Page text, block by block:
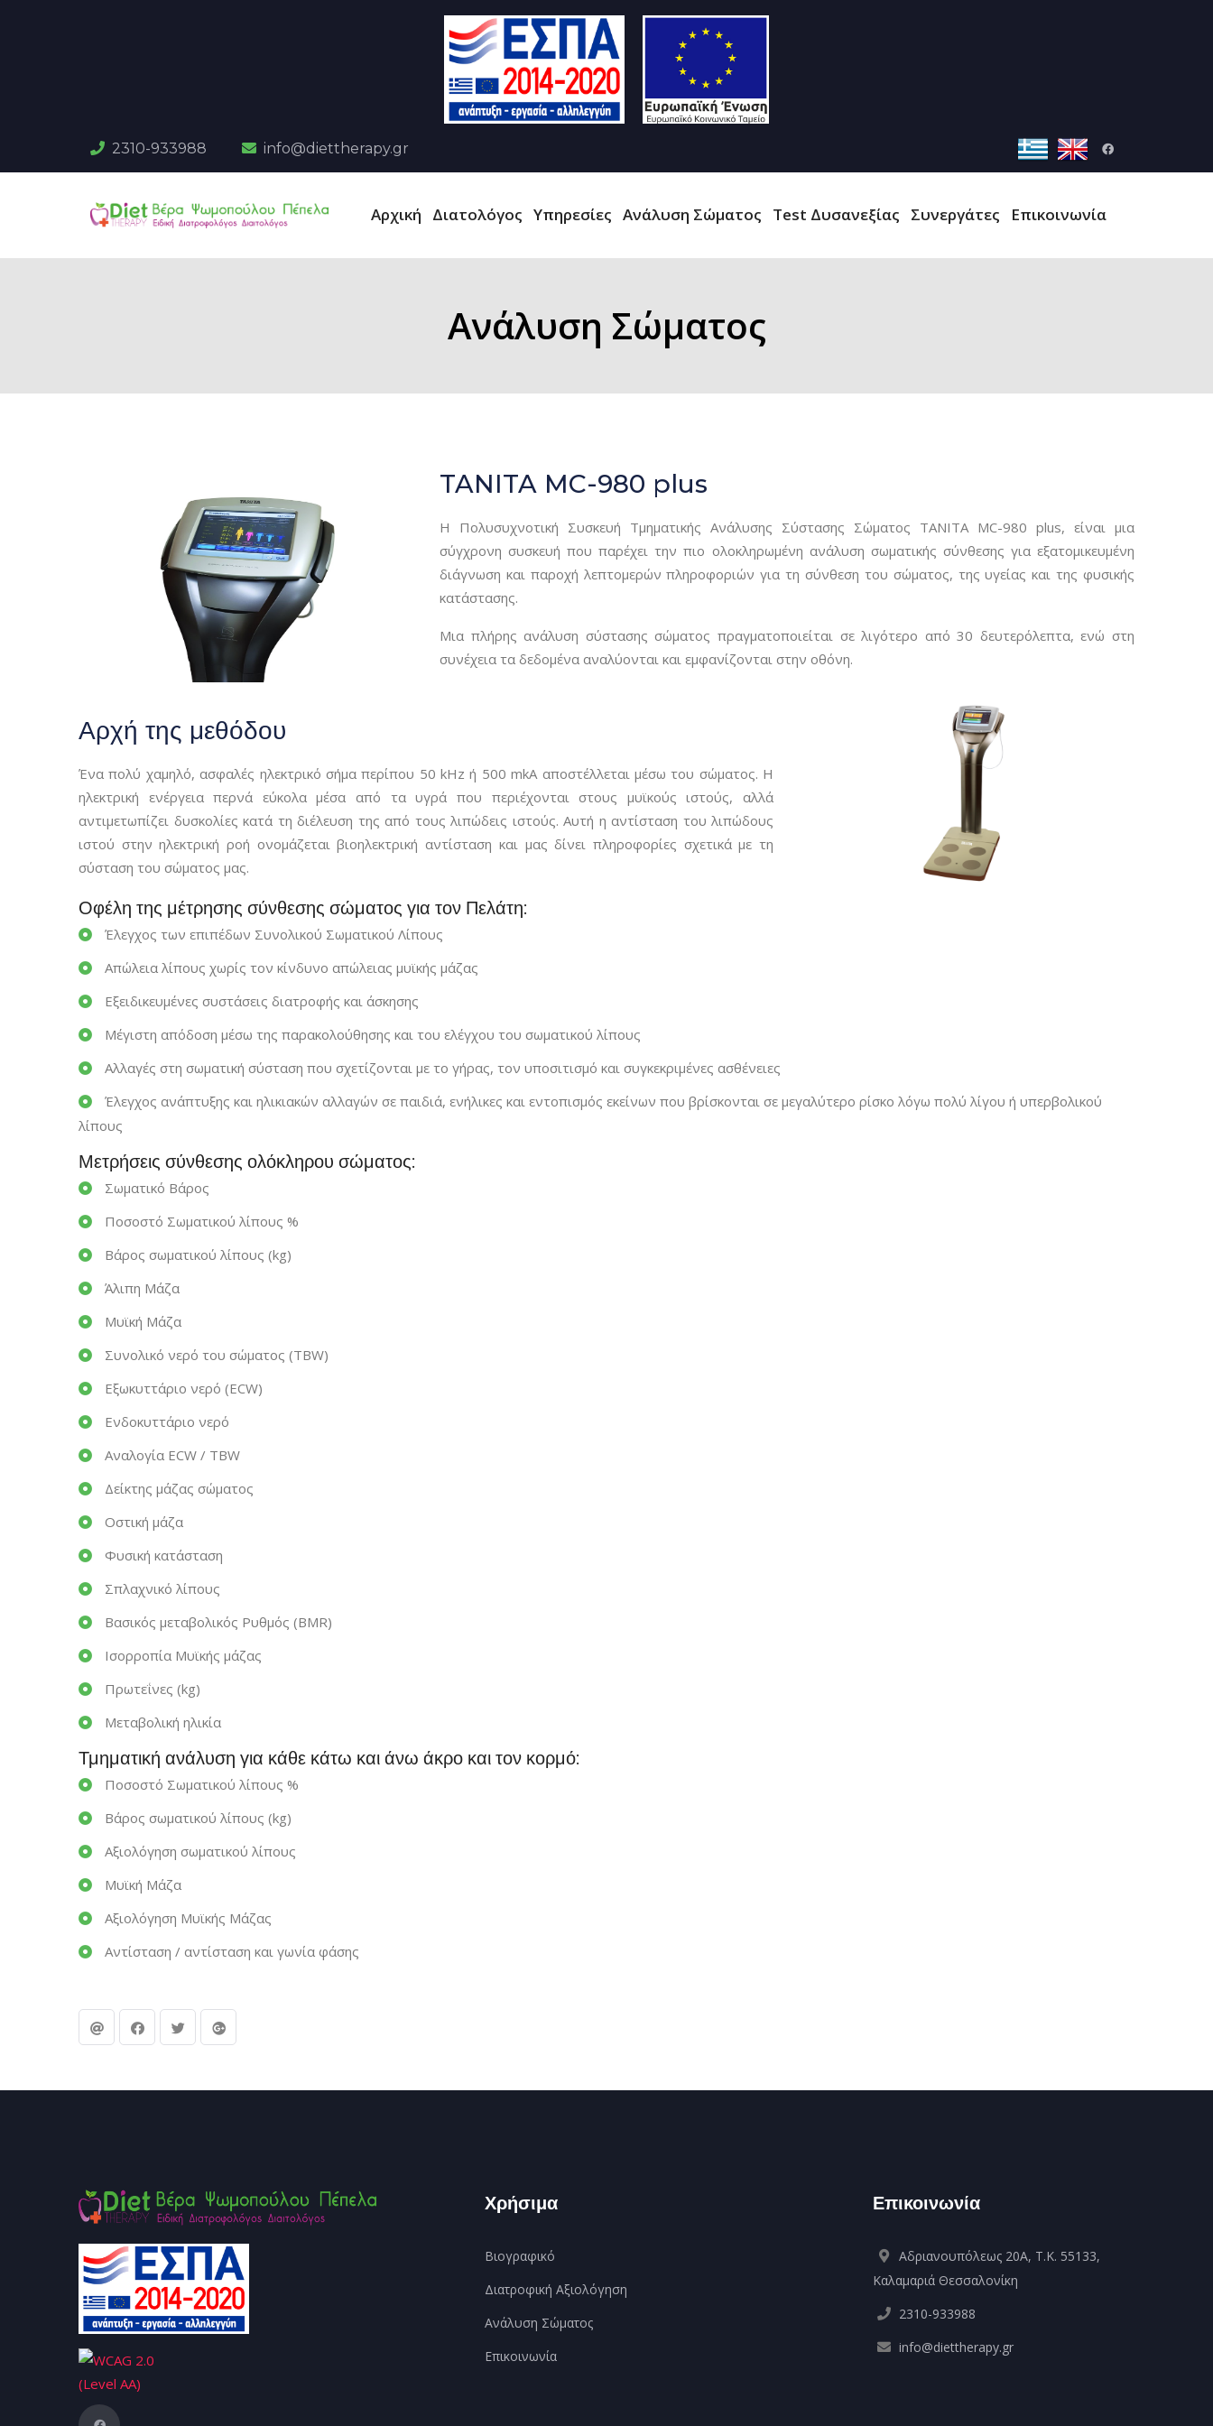
2310-933988 info@diettherapy.gr
Αρχική Διατολόγος Υπηρεσίες Ανάλυση Σώματος Test Δυσανεξίας Συνεργάτες Επικοινωνία
Ανάλυση Σώματος
TANITA MC-980 plus
Η Πoλυσυχνοτική Συσκευή Τμηματικής Ανάλυσης Σύστασης Σώματος TANITA MC-980 plus, είναι μια
σύγχρονη συσκευή που παρέχει την πιο ολοκληρωμένη ανάλυση σωματικής σύνθεσης για εξατομικευμένη
διάγνωση και παροχή λεπτομερών πληροφοριών για τη σύνθεση του σώματος, της υγείας και της φυσικής
κατάστασης.
Μια πλήρης ανάλυση σύστασης σώματος πραγματοποιείται σε λιγότερο από 30 δευτερόλεπτα, ενώ στη
συνέχεια τα δεδομένα αναλύονται και εμφανίζονται στην οθόνη.
Αρχή της μεθόδου
Ένα πολύ χαμηλό, ασφαλές ηλεκτρικό σήμα περίπου 50 kHz ή 500 mkA αποστέλλεται μέσω του σώματος. Η
ηλεκτρική ενέργεια περνά εύκολα μέσα από τα υγρά που περιέχονται στους μυϊκούς ιστούς, αλλά
αντιμετωπίζει δυσκολίες κατά τη διέλευση της από τους λιπώδεις ιστούς. Αυτή η αντίσταση του λιπώδους
ιστού στην ηλεκτρική ροή ονομάζεται βιοηλεκτρική αντίσταση και μας δίνει πληροφορίες σχετικά με τη
σύσταση του σώματος μας.
Οφέλη της μέτρησης σύνθεσης σώματος για τον Πελάτη:
Έλεγχος των επιπέδων Συνολικού Σωματικού Λίπους
Απώλεια λίπους χωρίς τον κίνδυνο απώλειας μυϊκής μάζας
Εξειδικευμένες συστάσεις διατροφής και άσκησης
Μέγιστη απόδοση μέσω της παρακολούθησης και του ελέγχου του σωματικού λίπους
Αλλαγές στη σωματική σύσταση που σχετίζονται με το γήρας, τον υποσιτισμό και συγκεκριμένες ασθένειες
Έλεγχος ανάπτυξης και ηλικιακών αλλαγών σε παιδιά, ενήλικες και εντοπισμός εκείνων που βρίσκονται σε μεγαλύτερο ρίσκο λόγω πολύ λίγου ή υπερβολικού
λίπους
Μετρήσεις σύνθεσης ολόκληρου σώματος:
Σωματικό Βάρος
Ποσοστό Σωματικού λίπους %
Βάρος σωματικού λίπους (kg)
Άλιπη Μάζα
Μυϊκή Μάζα
Συνολικό νερό του σώματος (TBW)
Εξωκυττάριο νερό (ECW)
Ενδοκυττάριο νερό
Αναλογία ECW / TBW
Δείκτης μάζας σώματος
Οστική μάζα
Φυσική κατάσταση
Σπλαχνικό λίπους
Βασικός μεταβολικός Ρυθμός (BMR)
Ισορροπία Μυϊκής μάζας
Πρωτεΐνες (kg)
Μεταβολική ηλικία
Τμηματική ανάλυση για κάθε κάτω και άνω άκρο και τον κορμό:
Ποσοστό Σωματικού λίπους %
Βάρος σωματικού λίπους (kg)
Αξιολόγηση σωματικού λίπους
Μυϊκή Μάζα
Αξιολόγηση Μυϊκής Μάζας
Αντίσταση / αντίσταση και γωνία φάσης
Χρήσιμα
Βιογραφικό
Διατροφική Αξιολόγηση
Ανάλυση Σώματος
Επικοινωνία
Επικοινωνία
Αδριανουπόλεως 20Α, Τ.Κ. 55133,
Καλαμαριά Θεσσαλονίκη
2310-933988
info@diettherapy.gr